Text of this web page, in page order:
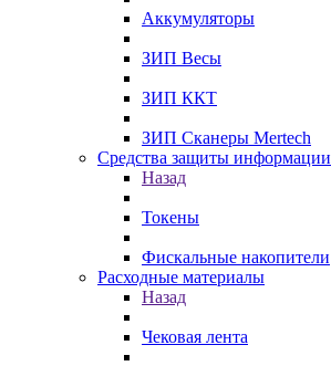
Аккумуляторы
ЗИП Весы
ЗИП ККТ
ЗИП Сканеры Mertech
Средства защиты информации
Назад
Токены
Фискальные накопители
Расходные материалы
Назад
Чековая лента